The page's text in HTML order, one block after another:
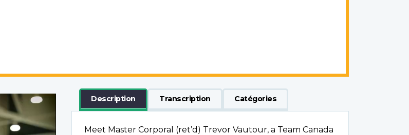
Description Transcription Catégories
Meet Master Corporal (ret’d) Trevor Vautour, a Team Canada